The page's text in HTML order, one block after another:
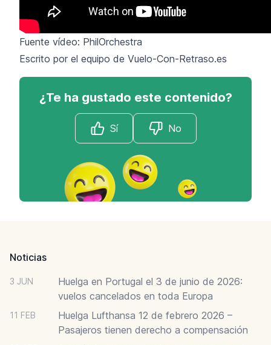
Fuente vídeo: PhilOrchestra
Escrito por el equipo de Vuelo-Con-Retraso.es
¿Te ha gustado este contenido?
Sí No
Noticias
3 JUN
Huelga en Portugal el 3 de junio de 2026:
vuelos cancelados en toda Europa
11 FEB
Huelga Lufthansa 12 de febrero 2026 –
Pasajeros tienen derecho a compensación